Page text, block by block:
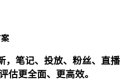
，笔记、投放、粉丝、直播
估更全面、更高效。